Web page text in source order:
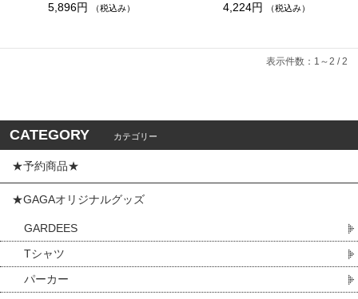
5,896円
（税込み）
4,224円
（税込み）
表示件数：1～2 / 2
CATEGORY カテゴリー
★予約商品★
★GAGAオリジナルグッズ
GARDEES
Tシャツ
パーカー